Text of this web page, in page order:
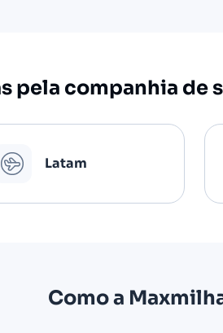
pela companhia de
Latam
Como a